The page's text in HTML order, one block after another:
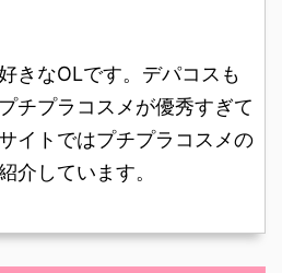
す。プチプラなのに、仕
上がりもすごく満足でき
るものが多くて、信頼の
おけるコスメブランドだ
と思っています！ リップ
きなOLです。デパコスも
チプラコスメが優秀すぎて
イトではプチプラコスメの
介しています。